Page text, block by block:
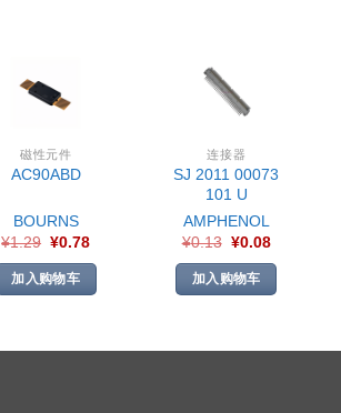
磁性元件
AC90ABD
BOURNS
¥1.29 ¥0.78
加入购物车
连接器
SJ 2011 00073
101 U
AMPHENOL
¥0.13 ¥0.08
加入购物车